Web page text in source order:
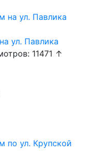
ул. Павлика
11471 ↑